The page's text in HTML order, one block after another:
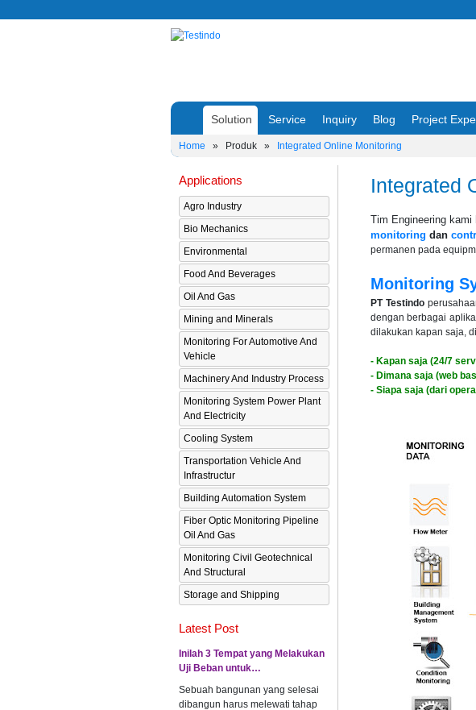
Solution Service Inquiry Blog Project
Home » Produk » Integrated Online Monitoring
Applications
Agro Industry
Bio Mechanics
Environmental
Food And Beverages
Oil And Gas
Mining and Minerals
Monitoring For Automotive And
Vehicle
Machinery And Industry Process
Monitoring System Power Plant
And Electricity
Cooling System
Transportation Vehicle And
Infrastructur
Building Automation System
Fiber Optic Monitoring Pipeline
Oil And Gas
Monitoring Civil Geotechnical
And Structural
Storage and Shipping
Latest Post
Inilah 3 Tempat yang Melakukan
Uji Beban untuk…
Sebuah bangunan yang selesai
dibangun harus melewati tahap
Integrated
Tim Engineering kami
monitoring dan
permanen pada
Monitoring
PT Testindo
dengan berbagai
dilakukan kapan saja,
- Kapan saja (24/7
- Dimana saja (web
- Siapa saja (dari